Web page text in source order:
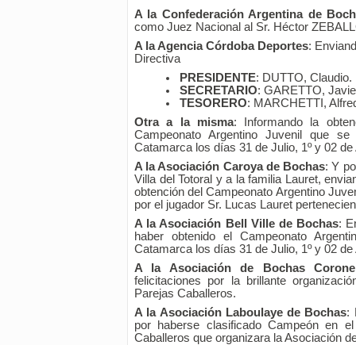
A la Confederación Argentina de
como Juez Nacional al Sr. Héctor
A la Agencia Córdoba Deportes:
Directiva
PRESIDENTE: DUTTO, Claudio.
SECRETARIO: GARETTO,
TESORERO: MARCHETTI,
Otra a la misma: Informando la
Campeonato Argentino Juvenil que
Catamarca los días 31 de Julio, 1º y 02 de
A la Asociación Caroya de Bochas: Y
Villa del Totoral y a la familia Lauret,
obtención del Campeonato Argentino
por el jugador Sr. Lucas Lauret
A la Asociación Bell Ville de Bochas:
haber obtenido el Campeonato
Catamarca los días 31 de Julio, 1º y 02
A la Asociación de Bochas
felicitaciones por la brillante
Parejas Caballeros.
A la Asociación Laboulaye de Bochas:
por haberse clasificado Campeón en
Caballeros que organizara la Asociación